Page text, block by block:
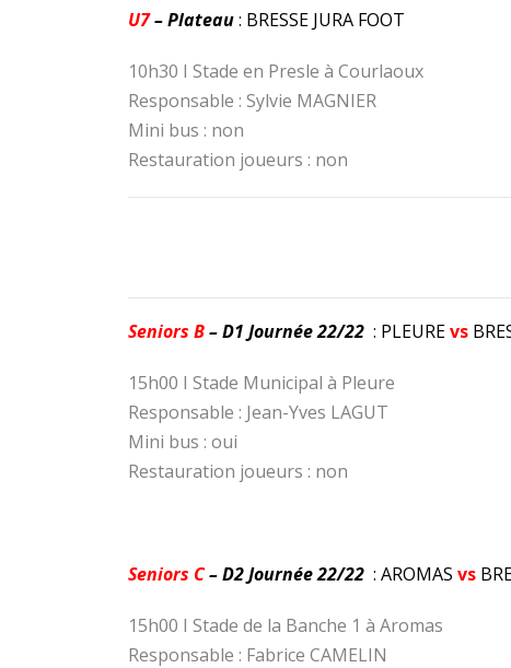
U7– Plateau: BRESSE JURA FOOT
10h30 I Stade en Presle à Courlaoux
Responsable : Sylvie MAGNIER
Mini bus : non
Restauration joueurs : non
Seniors B– D1 Journée 22/22 : PLEUREvs
15h00 I Stade Municipal à Pleure
Responsable : Jean-Yves LAGUT
Mini bus : oui
Restauration joueurs : non
Seniors C– D2 Journée 22/22 : AROMAS vs
15h00 I Stade de la Banche 1 à Aromas
Responsable : Fabrice CAMELIN